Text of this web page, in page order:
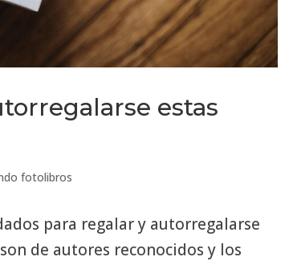
estas
fotolibros
para regalar y autorregalarse
de autores reconocidos y los